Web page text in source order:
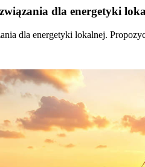
dla energetyki
dla energetyki lokalnej.